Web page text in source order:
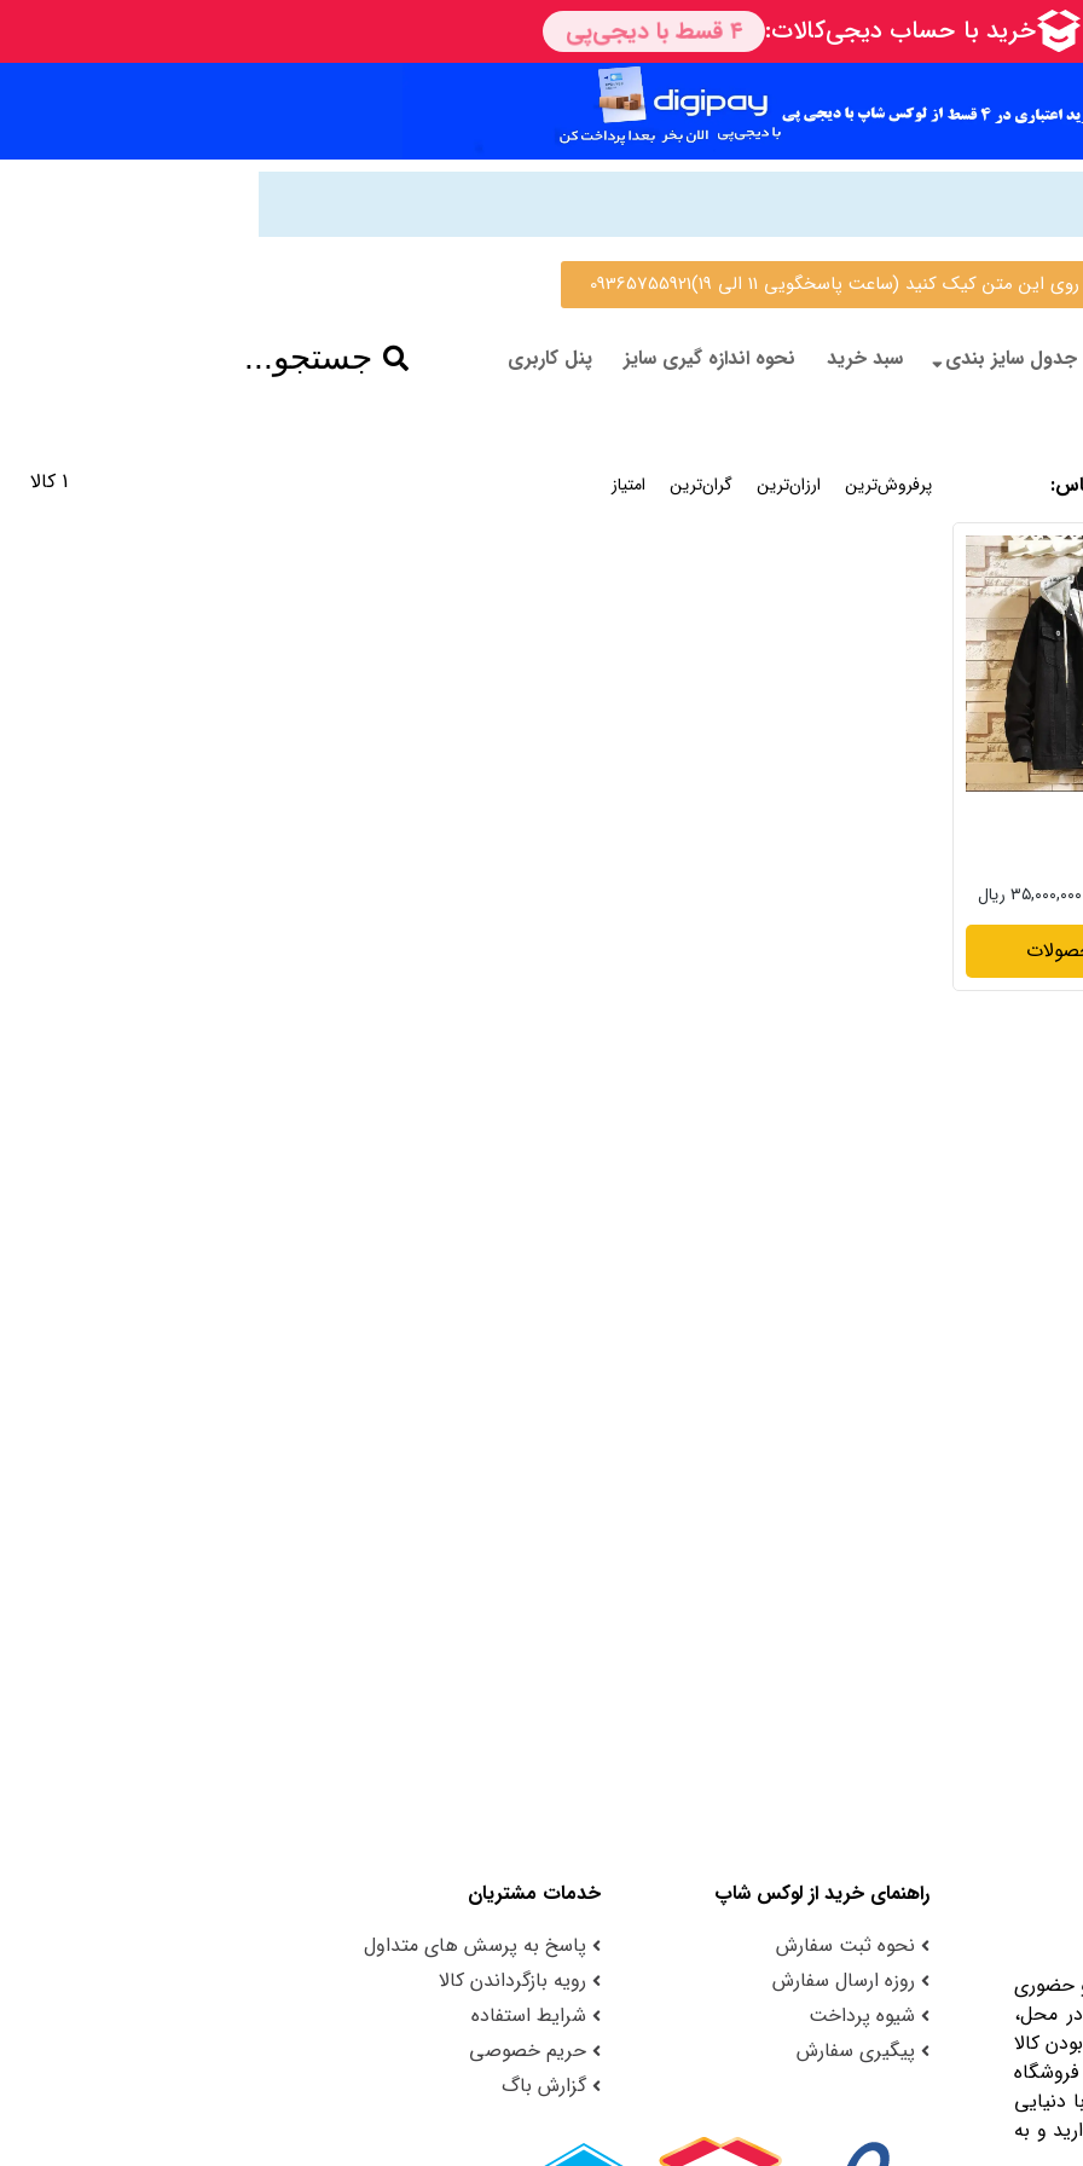
کیک کنید (ساعت پاسخگویی 11 الی 19)09365755921
جدول سایز بندی سبد خرید نحوه اندازه گیری سایز پنل کاربری جستجو...
1 کالا : پرفروش‌ترین ارزان‌ترین گران‌ترین امتیاز
۳۵,۰۰۰,۰۰۰ ریال
حضوری
محل،
کالا
دنیایی
و به
راهنمای خرید از لوکس شاپ
نحوه ثبت سفارش
روزه ارسال سفارش
شیوه پرداخت
پیگیری سفارش
خدمات مشتریان
پاسخ به پرسش های متداول
رویه بازگرداندن کالا
شرایط استفاده
حریم خصوصی
گزارش باگ